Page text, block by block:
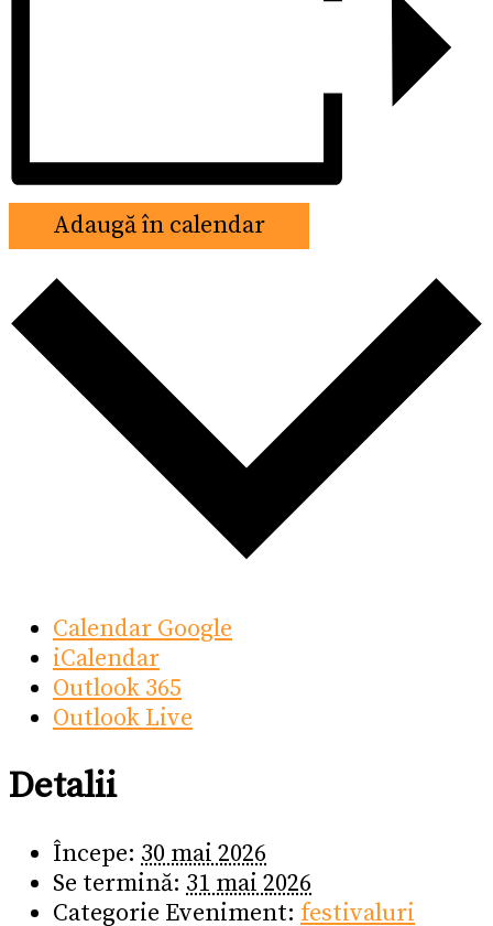
Adaugă în calendar
Calendar Google
iCalendar
Outlook 365
Outlook Live
Detalii
Începe: 30 mai 2026
Se termină: 31 mai 2026
Categorie Eveniment: festivaluri